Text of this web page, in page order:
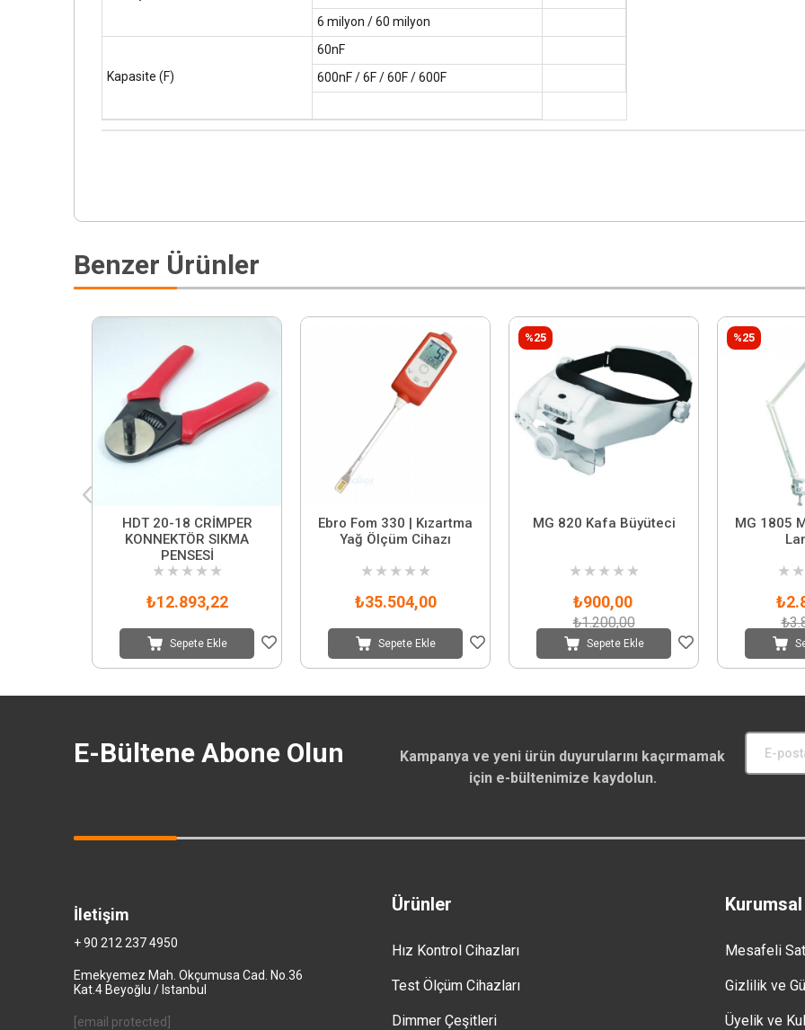
6 milyon / 60 milyon
Kapasite (F)
60nF
600nF / 6F / 60F / 600F
Benzer Ürünler
HDT 20-18 CRİMPER
KONNEKTÖR SIKMA
PENSESİ
★ ★ ★ ★ ★
₺12.893,22
Sepete Ekle
Ebro Fom 330 | Kızartma
Yağ Ölçüm Cihazı
★ ★ ★ ★ ★
₺35.504,00
Sepete Ekle
MG 820 Kafa Büyüteci
★ ★ ★ ★ ★
₺900,00
₺1.200,00
Sepete Ekle
%25
MG 1805
★ ★
%25
E-Bültene Abone Olun
Kampanya ve yeni ürün duyurularını kaçırmamak
için e-bültenimize kaydolun.
Ürünler
Hız Kontrol Cihazları
Test Ölçüm Cihazları
Dimmer Çeşitleri
Kurumsal
Mesafeli
Gizlilik ve
Üyelik ve
İletişim
+ 90 212 237 4950
Emekyemez Mah. Okçumusa Cad. No.36
Kat.4 Beyoğlu / Istanbul
[email protected]